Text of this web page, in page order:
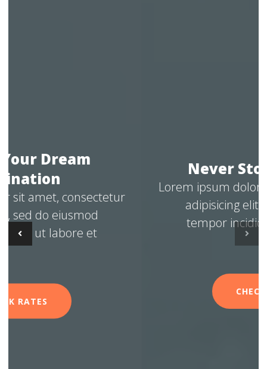
Never Stop Exploring
Lorem ipsum dolor sit amet, consectetur
adipisicing elit, sed do eiusmod
tempor incididunt ut labore et